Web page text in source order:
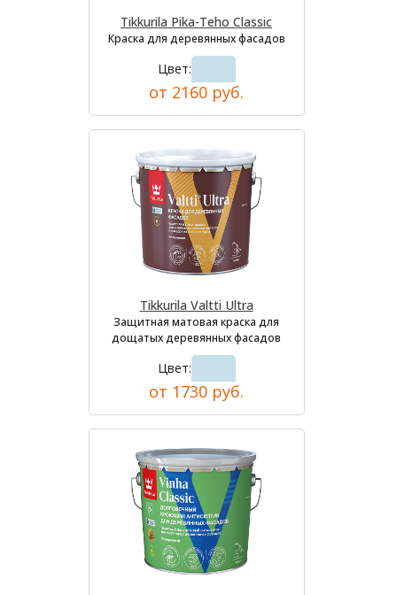
Tikkurila Pika-Teho Classic
Краска для деревянных фасадов
Цвет:
от 2160 руб.
Tikkurila Valtti Ultra
Защитная матовая краска для
дощатых деревянных фасадов
Цвет:
от 1730 руб.